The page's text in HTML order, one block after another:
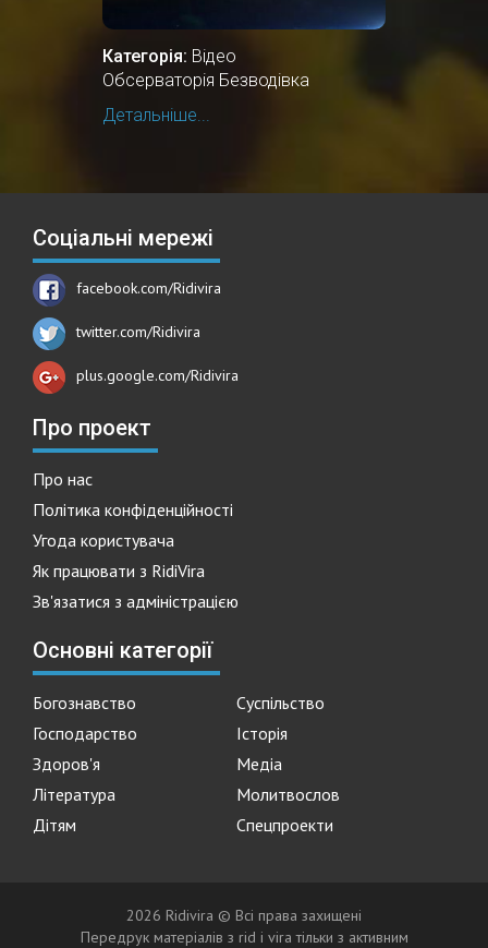
Категорія: Відео
Обсерваторія Безводівка
Детальніше...
Соціальні мережі
facebook.com/Ridivira
twitter.com/Ridivira
plus.google.com/Ridivira
Про проект
Про нас
Політика конфіденційності
Угода користувача
Як працювати з RidiVira
Зв'язатися з адміністрацією
Основні категорії
Богознавство
Суспільство
Господарство
Історія
Здоров'я
Медіа
Література
Молитвослов
Дітям
Спецпроекти
2026 Ridivira © Всі права захищені
Передрук матеріалів з rid i vira тільки з активним